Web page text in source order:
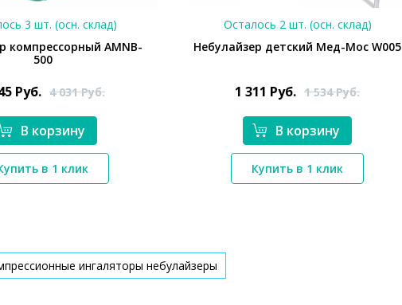
*}
3 шт. (осн. склад)
компрессорный AMNB-
500
Руб. 4 031Руб.
В корзину
в 1 клик
*}
Осталось 2 шт. (осн. склад)
Небулайзер детский Мед-Мос W005
1 311 Руб. 1 534Руб.
В корзину
Купить в 1 клик
ингаляторы небулайзеры